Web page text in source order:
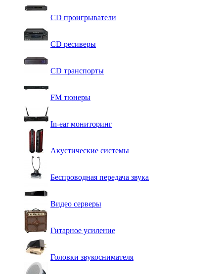
CD проигрыватели
CD ресиверы
CD транспорты
FM тюнеры
In-ear мониторинг
Акустические системы
Беспроводная передача звука
Видео серверы
Гитарное усиление
Головки звукоснимателя